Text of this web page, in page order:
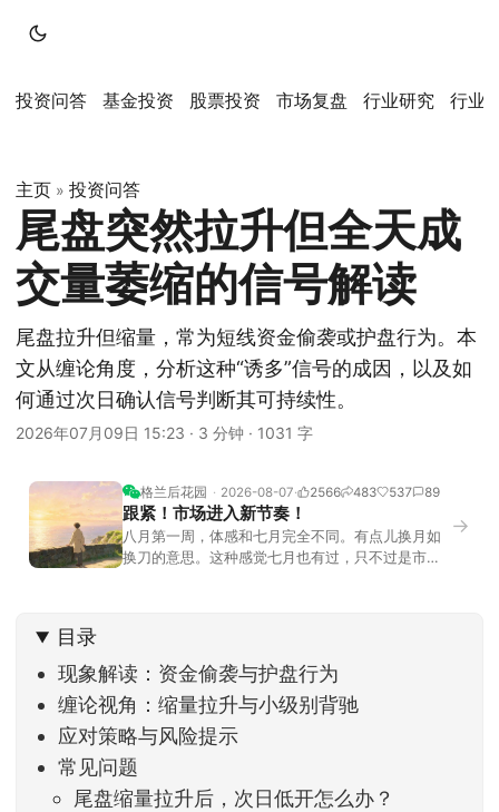
投资问答 基金投资 股票投资 市场复盘 行业研究 行业
主页 » 投资问答
尾盘突然拉升但全天成
交量萎缩的信号解读
尾盘拉升但缩量，常为短线资金偷袭或护盘行为。本
文从缠论角度，分析这种“诱多”信号的成因，以及如
何通过次日确认信号判断其可持续性。
2026年07月09日 15:23 · 3 分钟 · 1031 字
格兰后花园 2026-08-07 2566 483 537 89
跟紧！市场进入新节奏！
八月第一周，体感和七月完全不同。有点儿换月如
换刀的意思。这种感觉七月也有过，只不过是市场
家感受到了春天般的暖风。指数涨了百点，交易额
回暖到2
→
目录
现象解读：资金偷袭与护盘行为
缠论视角：缩量拉升与小级别背驰
应对策略与风险提示
常见问题
尾盘缩量拉升后，次日低开怎么办？